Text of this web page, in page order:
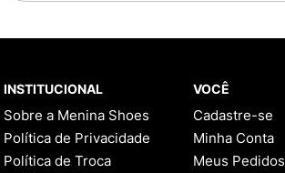
INSTITUCIONAL
Sobre a Menina Shoes
Política de Privacidade
Política de Troca
VOCÊ
Cadastre-se
Minha Conta
Meus Pedidos